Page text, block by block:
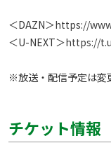
＜DAZN＞https://
＜U-NEXT＞https://
※放送・配信予定は変
チケット情報